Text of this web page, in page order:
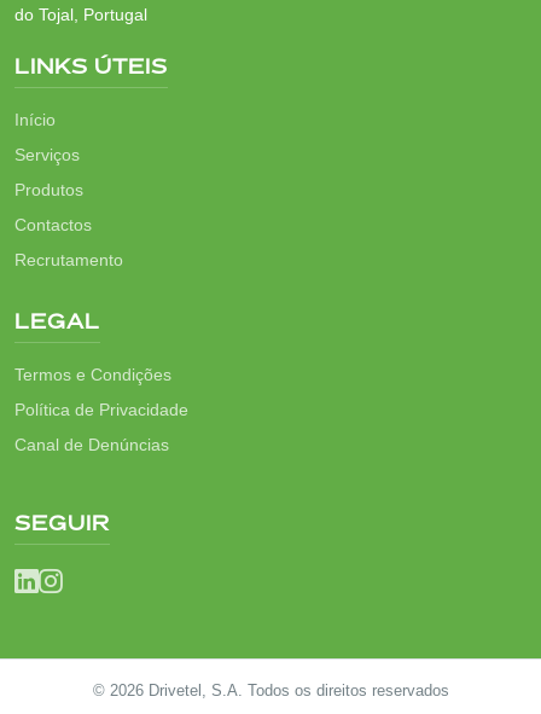
do Tojal, Portugal
LINKS ÚTEIS
Início
Serviços
Produtos
Contactos
Recrutamento
LEGAL
Termos e Condições
Política de Privacidade
Canal de Denúncias
SEGUIR
© 2026 Drivetel, S.A. Todos os direitos reservados